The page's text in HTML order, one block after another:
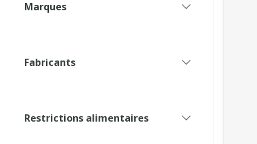
Marques
Fabricants
Restrictions alimentaires